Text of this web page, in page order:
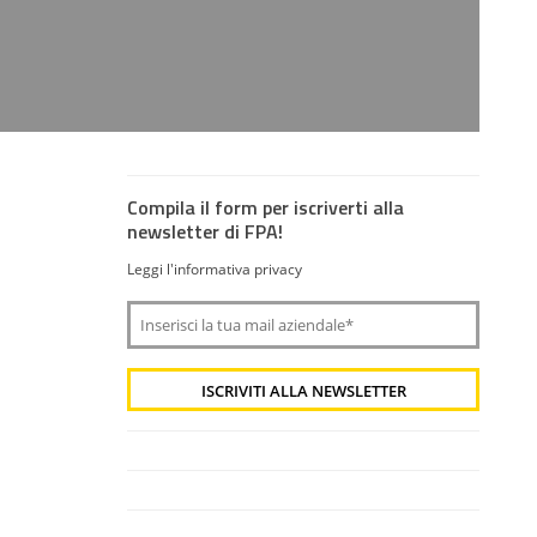
Compila il form per iscriverti alla
newsletter di FPA!
Leggi l'informativa privacy